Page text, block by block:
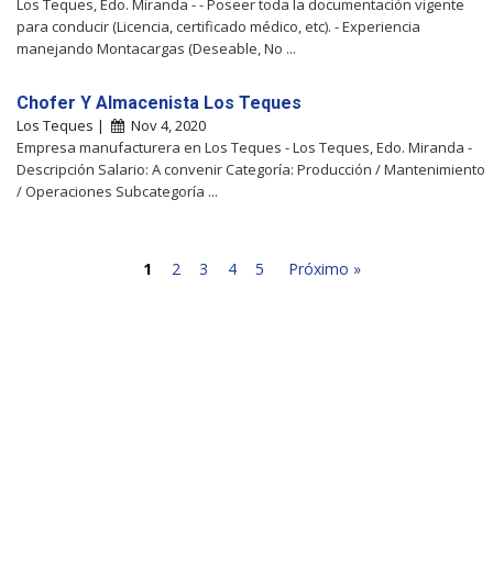
para conducir (Licencia, certificado médico, etc). - Experiencia
manejando Montacargas (Deseable, No ...
Chofer Y Almacenista Los Teques
Los Teques |
Nov 4, 2020
Empresa manufacturera en Los Teques - Los Teques, Edo. Miranda -
Descripción Salario: A convenir Categoría: Producción / Mantenimiento
/ Operaciones Subcategoría ...
1 2 3 4 5 Próximo »